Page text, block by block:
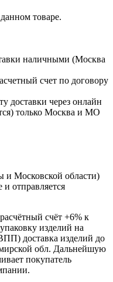
товаре.
наличными (Москва
счет по договору
доставки через онлайн
только Москва и МО
и Московской области)
и отправляется
счёт +6% к
изделий на
доставка изделий до
обл. Дальнейшую
покупатель